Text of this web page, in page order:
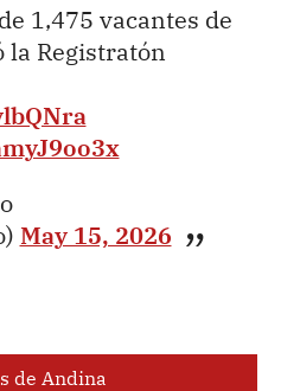
1,475 vacantes de
la Registratón
May 15, 2026
de Andina